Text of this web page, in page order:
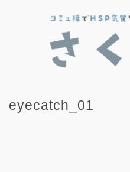
eyecatch_01